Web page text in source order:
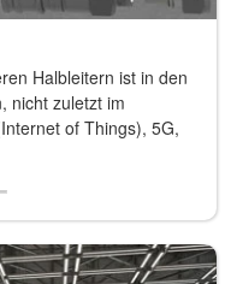
Halbleitern ist in den
nicht zuletzt im
of Things), 5G,